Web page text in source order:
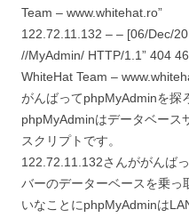
Team – www.whitehat.ro”
122.72.11.132 – – [06/Dec/
//MyAdmin/ HTTP/1.1” 404
WhiteHat Team –
がんばってphpMyAdminを探
phpMyAdminはデータベース
スクリプトです。
122.72.11.132さんががんば
バーのデーターベースを乗っ
いなことにphpMyAdminは